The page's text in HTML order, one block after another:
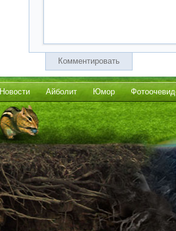
Комментировать
Новости Айболит Юмор